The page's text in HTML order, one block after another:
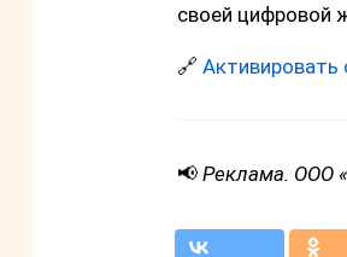
своей цифровой
🔗 Активировать
📢 Реклама. ООО